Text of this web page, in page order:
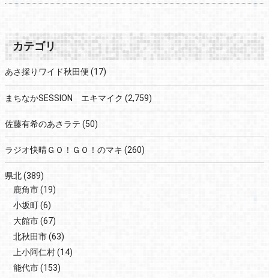
カテゴリ
あさ採りワイド秋田便 (17)
まちなかSESSION エキマイク (2,759)
佐藤有希のあさラテ (50)
ラジオ快晴ＧＯ！ＧＯ！のマキ (260)
県北(389)
鹿角市(19)
小坂町(6)
大館市(67)
北秋田市(63)
上小阿仁村(14)
能代市(153)